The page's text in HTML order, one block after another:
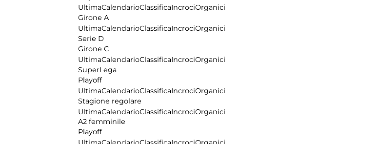
UltimaCalendarioClassificaIncrociOrganici
Girone A
UltimaCalendarioClassificaIncrociOrganici
Serie D
Girone C
UltimaCalendarioClassificaIncrociOrganici
SuperLega
Playoff
UltimaCalendarioClassificaIncrociOrganici
Stagione regolare
UltimaCalendarioClassificaIncrociOrganici
A2 femminile
Playoff